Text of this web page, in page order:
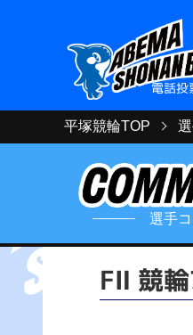
電話投
平塚競輪TOP
選手
FⅡ 競輪